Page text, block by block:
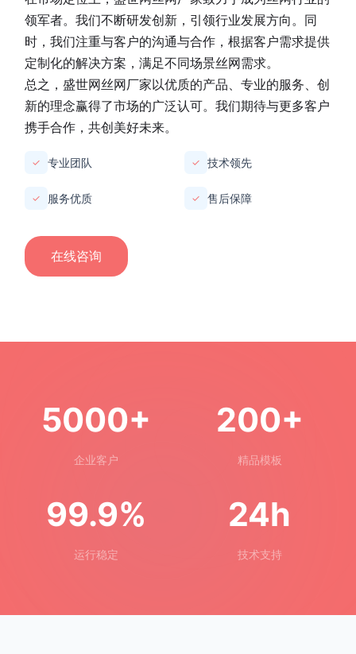
领军者。我们不断研发创新，引领行业发展方向。同
时，我们注重与客户的沟通与合作，根据客户需求提供
定制化的解决方案，满足不同场景丝网需求。
总之， 盛世网丝网厂家以优质的产品、专业的服务、创
新的理念赢得了市场的广泛认可。我们期待与更多客户
携手合作，共创美好未来。
✓ 专业团队 ✓ 技术领先
✓ 服务优质 ✓ 售后保障
在线咨询
5000+
企业客户
200+
精品模板
99.9%
运行稳定
24h
技术支持